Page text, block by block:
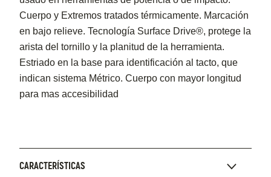
Cuerpo y Extremos tratados térmicamente. Marcación
en bajo relieve. Tecnología Surface Drive®, protege la
arista del tornillo y la planitud de la herramienta.
Estriado en la base para identificación al tacto, que
indican sistema Métrico. Cuerpo con mayor longitud
para mas accesibilidad
CARACTERÍSTICAS